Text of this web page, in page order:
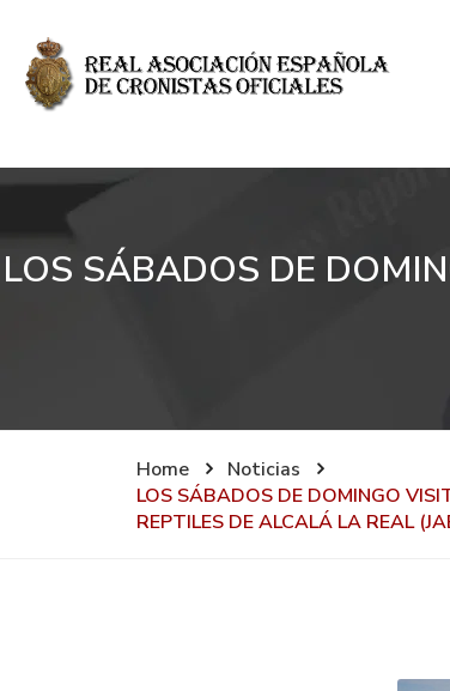
LOS SÁBADOS DE
Home
Noticias
LOS SÁBADOS DE DOMINGO
REPTILES DE ALCALÁ LA REAL